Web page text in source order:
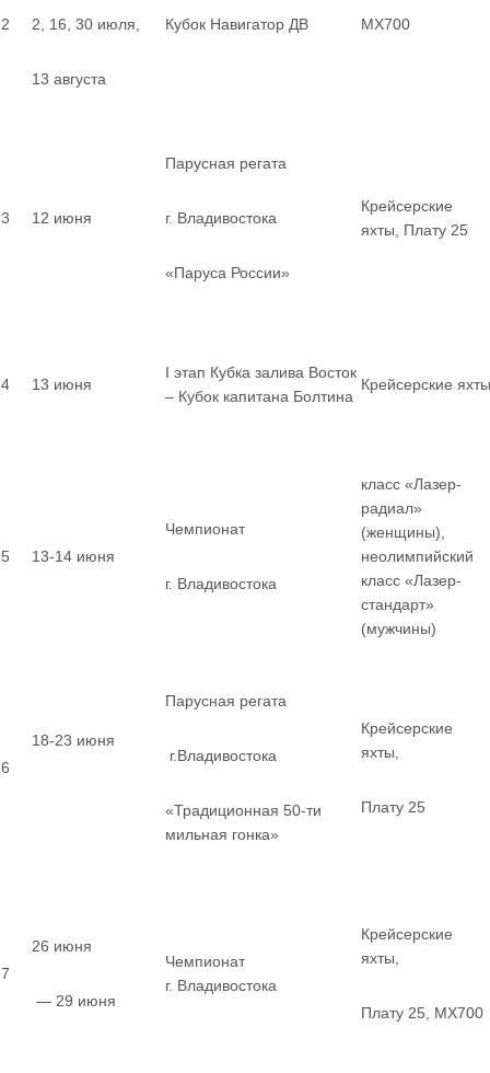
2 2, 16, 30 июля,
13 августа
Кубок Навигатор ДВ MX700
3 12 июня
Парусная регата
г. Владивостока
«Паруса России»
Крейсерские
яхты, Плату 25
4 13 июня
I этап Кубка залива Восток
– Кубок капитана Болтина
Крейсерские яхты
5 13-14 июня
Чемпионат
г. Владивостока
класс «Лазер-
радиал»
(женщины),
неолимпийский
класс «Лазер-
стандарт»
(мужчины)
6
18-23 июня
Парусная регата
г.Владивостока
«Традиционная 50-ти
мильная гонка»
Крейсерские
яхты,
Плату 25
7
26 июня
— 29 июня
Чемпионат
г. Владивостока
Крейсерские
яхты,
Плату 25, MX700